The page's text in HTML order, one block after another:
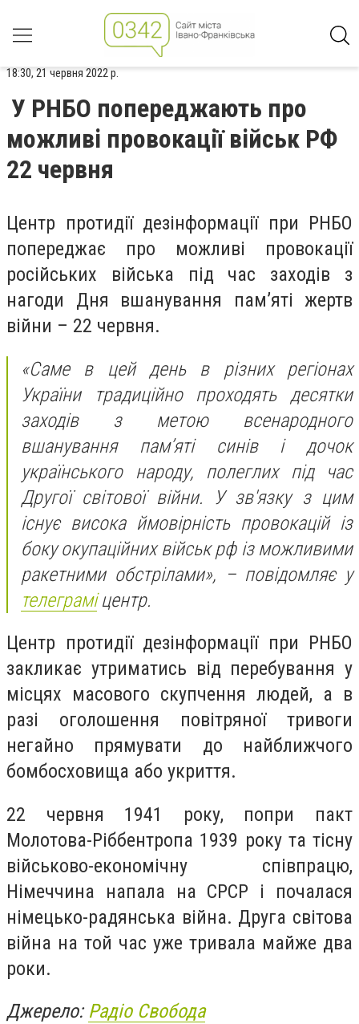
18:30, 21 червня 2022 р.
У РНБО попереджають про
можливі провокації військ РФ
22 червня
Центр протидії дезінформації при РНБО
попереджає про можливі провокації
російських війська під час заходів з
нагоди Дня вшанування пам’яті жертв
війни – 22 червня.
«Саме в цей день в різних регіонах
України традиційно проходять десятки
заходів з метою всенародного
вшанування пам’яті синів і дочок
українського народу, полеглих під час
Другої світової війни. У зв'язку з цим
існує висока ймовірність провокацій із
боку окупаційних військ рф із можливими
ракетними обстрілами», – повідомляє у
телеграміцентр.
Центр протидії дезінформації при РНБО
закликає утриматись від перебування у
місцях масового скупчення людей, а в
разі оголошення повітряної тривоги
негайно прямувати до найближчого
бомбосховища або укриття.
22 червня 1941 року, попри пакт
Молотова-Ріббентропа 1939 року та тісну
військово-економічну співпрацю,
Німеччина напала на СРСР і почалася
німецько-радянська війна. Друга світова
війна на той час уже тривала майже два
роки.
Джерело: Радіо Свобода